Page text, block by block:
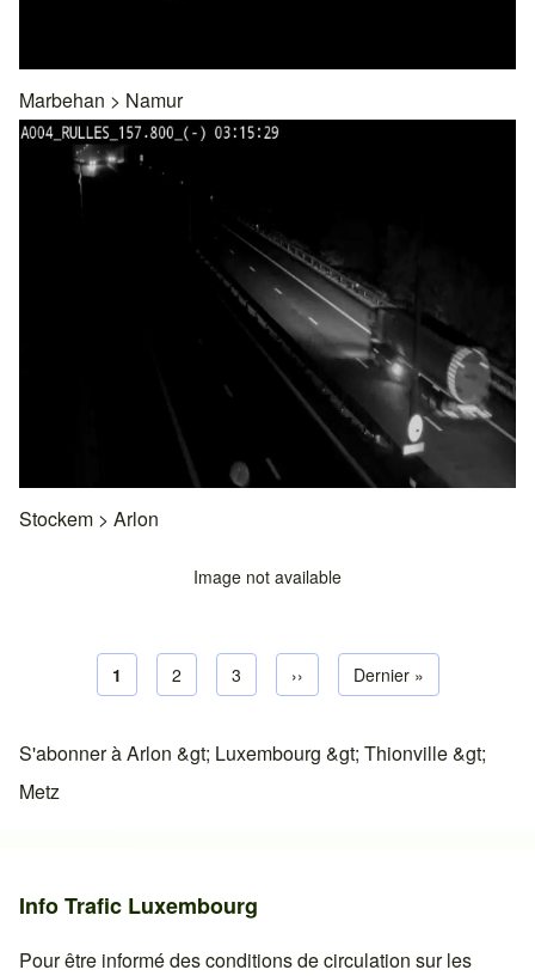
Marbehan > Namur
Stockem > Arlon
Image not available
Pagination
Page courante
1 Page default
2 Page default
3 Next page
›› Dernière page
Dernier »
S'abonner à Arlon &gt; Luxembourg &gt; Thionville &gt;
Metz
Info Trafic Luxembourg
Pour être informé des conditions de circulation sur les